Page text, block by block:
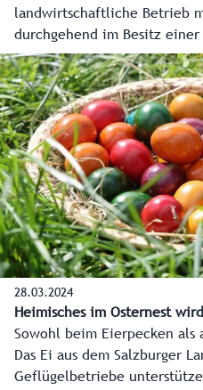
landwirtschaftliche Betrieb
durchgehend im Besitz
der Familie Haas ist seit fast
Eine Reportage aus
gesagt, alle vier
den Erbhof vorbildlich führt.
28.03.2024
Heimisches im Osternest
Sowohl beim Eierpecken als
Das Ei aus dem Salzburger
Geflügelbetriebe